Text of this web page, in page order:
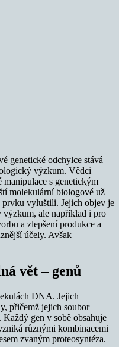
genetické odchylce stává
výzkum. Vědci
manipulace s genetickým
molekulární biologové už
vyluštili. Jejich objev je
ale například i pro
a zlepšení produkce a
účely. Avšak
vět – genů
DNA. Jejich
přičemž jejich soubor
Každý gen v sobě obsahuje
různými kombinacemi
zvaným proteosyntéza.